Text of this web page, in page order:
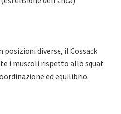
posizioni diverse, il Cossack
i muscoli rispetto allo squat
ed equilibrio.